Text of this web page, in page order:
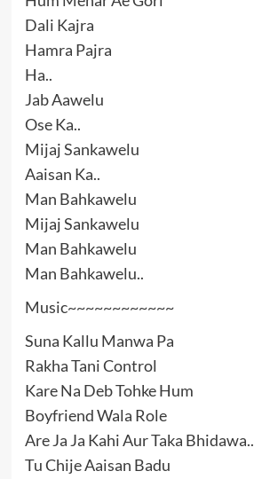
Dali Kajra
Hamra Pajra
Ha..
Jab Aawelu
Ose Ka..
Mijaj Sankawelu
Aaisan Ka..
Man Bahkawelu
Mijaj Sankawelu
Man Bahkawelu
Man Bahkawelu..
Music~~~~~~~~~~~~
Suna Kallu Manwa Pa
Rakha Tani Control
Kare Na Deb Tohke Hum
Boyfriend Wala Role
Are Ja Ja Kahi Aur Taka Bhidawa..
Tu Chije Aaisan Badu